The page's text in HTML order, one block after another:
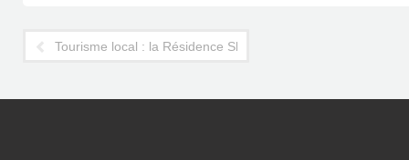
Tourisme local : la Résidence Shiri menacée par un sit-in